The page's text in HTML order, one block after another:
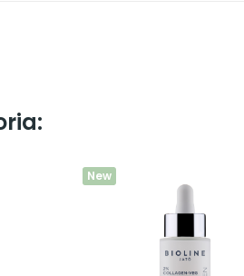
New